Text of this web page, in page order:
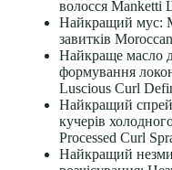
волосся Manketti
Найкращий мус:
завитків
Найкраще масло
формування
Luscious Curl
Найкращий спрей
кучерів
Processed Curl
Найкращий